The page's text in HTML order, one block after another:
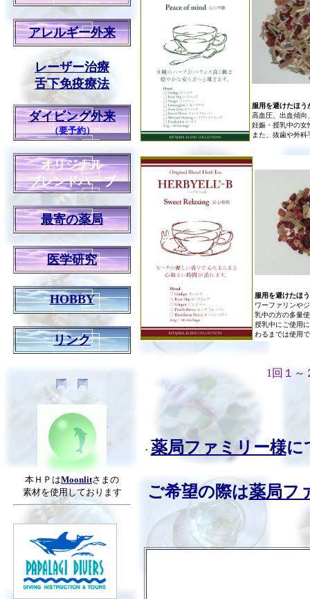
アレルギー外来
レーザー治療
舌下免疫療法
ダイビング外来
（要予約）
オリジナル
ブレンドハーブ
最寄の薬局
医学研究
HOBBY
リンク
本ＨＰはMoonlitさまの
素材を使用しております
服用を避けたほう
高血圧、出血傾向
妊娠・授乳中の女
また、抜歯や外
服用を避けたほ
ワーファリンや
乳中の方の多量
授乳中にご使用
わるまでは使用
1回１～
・ 薬局ファミリー様に
ご希望の際は薬局フ